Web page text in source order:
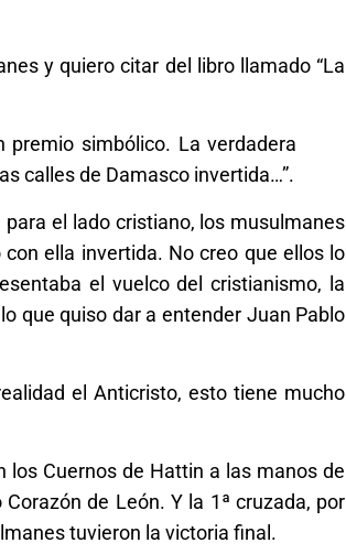
y quiero citar del libro llamado “La
premio simbólico. La verdadera
calles de Damasco invertida…”.
el lado cristiano, los musulmanes
ella invertida. No creo que ellos lo
el vuelco del cristianismo, la
que quiso dar a entender Juan Pablo
el Anticristo, esto tiene mucho
los Cuernos de Hattin a las manos de
de León. Y la 1ª cruzada, por
tuvieron la victoria final.